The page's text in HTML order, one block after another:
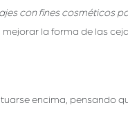
con fines cosméticos
la forma de las
encima, pensando